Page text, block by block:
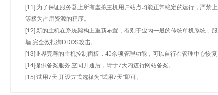
[11] 为了保证服务器上所有虚拟主机用户站点均能正常稳定的运行，严禁
等极为占用资源的程序。
[12] 新的主机在系统架构上重新布置，有别于业内一般的传统单机系统，
墙,完全效抵御DDOS攻击。
[13]业界完善的主机控制面板，40余项管理功能，可以自行在管理中心恢
[14]提供备案服务,空间开通后，请于7天内进行网站备案。
[15] 试用7天.开设方式选择为"试用7天"即可。